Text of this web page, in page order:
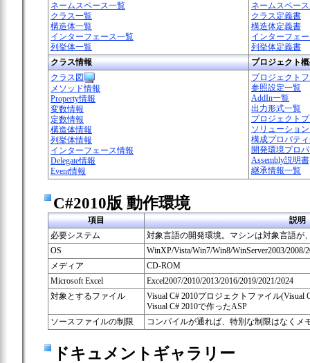
ネームスペース一覧
クラス一覧
構造体一覧
インターフェース一覧
列挙体一覧
ネームスペー
クラス定義書
構造体定義書
インターフェ
列挙体定義書
クラス情報
プロジェクト
クラス図
メソッド情報
Property情報
変数情報
定数情報
構造体情報
列挙体情報
インターフェース情報
Delegate情報
Event情報
プロジェクト
参照設定一覧
AddIn一覧
出力形式一覧
プロジェクト
ソリューショ
構成プロパテ
開発環境プロ
Assembly説明書
継承情報一覧
C#2010版 動作環境
項目
説明
必要システム
対象言語の開発環境。マシンは対象言語が
OS
WinXP/Vista/Win7/Win8/WinServer2003/2008/
メディア
CD-ROM
Microsoft Excel
Excel2007/2010/2013/2016/2019/2021/2024
対象とするファイル
Visual C# 2010プロジェクトファイル(Visual
Visual C# 2010で作ったASP
ソースファイルの制限
コンパイルが通れば、特別な制限はなくメ
ドキュメントギャラリー